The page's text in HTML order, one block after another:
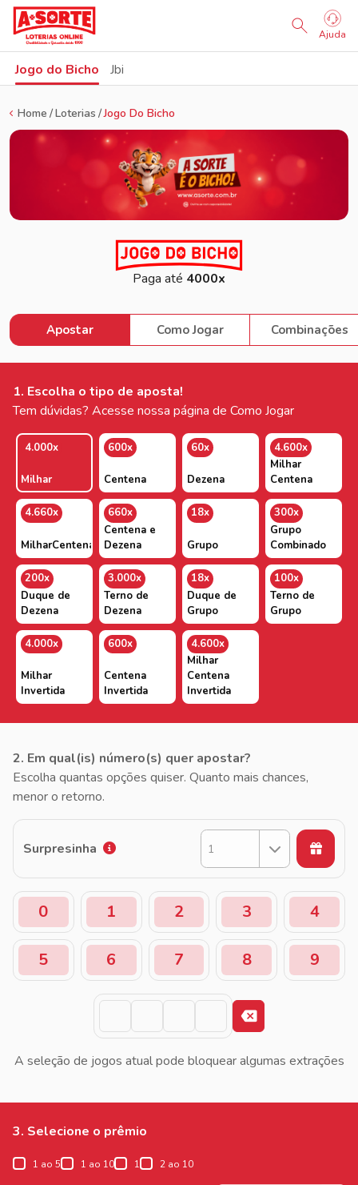
Ajuda
Jogo do Bicho Jbi
Home Loterias Jogo Do Bicho
Paga até 4000x
Apostar Como Jogar Combinações
1. Escolha o tipo de aposta!
Tem dúvidas? Acesse nossa página de Como Jogar
4.000x
Milhar
600x
Centena
60x
Dezena
4.600x
Milhar
Centena
4.660x
MilharCentenaDezena
660x
Centena e
Dezena
18x
Grupo
300x
Grupo
Combinado
200x
Duque de
Dezena
3.000x
Terno de
Dezena
18x
Duque de
Grupo
100x
Terno de
Grupo
4.000x
Milhar
Invertida
600x
Centena
Invertida
4.600x
Milhar
Centena
Invertida
2. Em qual(is) número(s) quer apostar?
Escolha quantas opções quiser. Quanto mais chances,
menor o retorno.
Surpresinha 1
0 1 2 3 4
5 6 7 8 9
A seleção de jogos atual pode bloquear algumas extrações
3. Selecione o prêmio
1 ao 5 1 ao 10 1 2 ao 10